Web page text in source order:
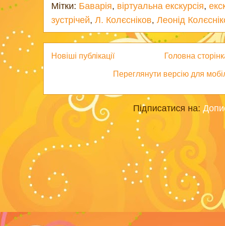
Мітки: Баварія, віртуальна екскурсія,
зустрічей, Л. Колєсніков, Леонід
Новіші публікації Головна
Переглянути версію для
Підписатися на: